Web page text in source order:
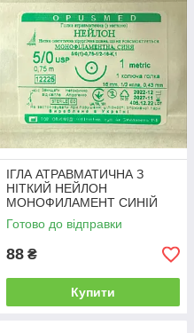
ІГЛА АТРАВМАТИЧНА З
НІТКИЙ НЕЙЛОН
МОНОФИЛАМЕНТ СИНІЙ
5/0(1), 0,75 м колюча голка
16 мм 1/2, OPUSMED®
Готово до відправки
88 ₴
Купити